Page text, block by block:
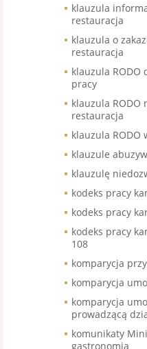
klauzula
restauracja
klauzula o
restauracja
klauzula RODO
pracy
klauzula RODO
restauracja
klauzula RODO
klauzule
klauzulę
kodeks pracy
kodeks pracy
kodeks pracy
108
komparycja
komparycja
komparycja
prowadzącą
komunikaty
gastronomia